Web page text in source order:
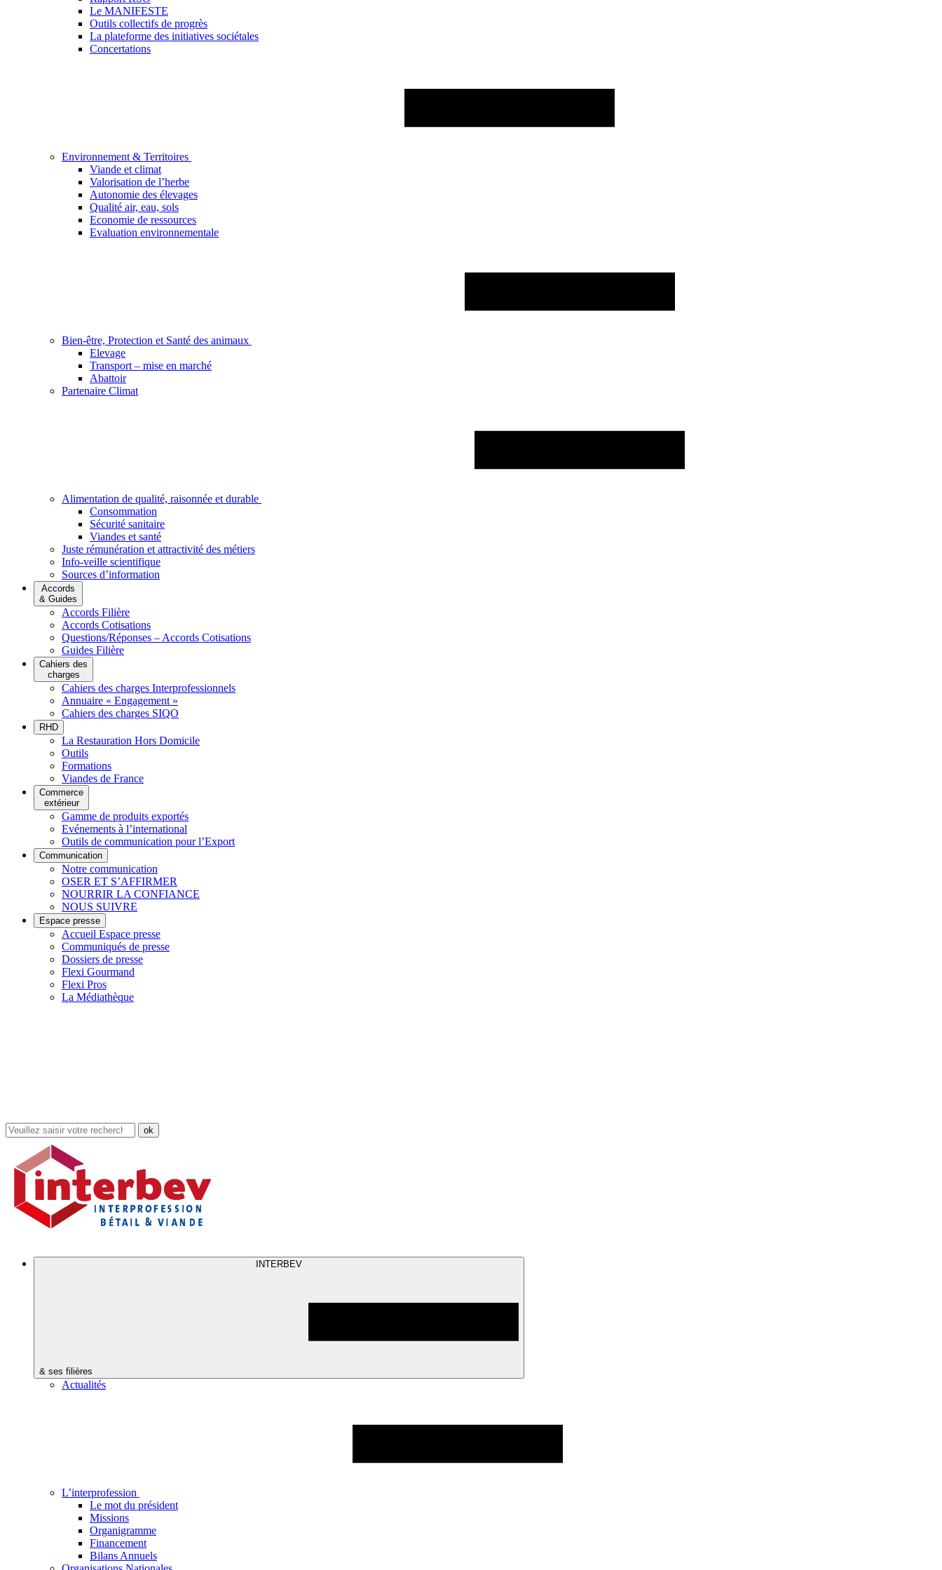
Le MANIFESTE
Outils collectifs de progrès
La plateforme des initiatives sociétales
Concertations
Environnement & Territoires
Viande et climat
Valorisation de l’herbe
Autonomie des élevages
Qualité air, eau, sols
Economie de ressources
Evaluation environnementale
Bien-être, Protection et Santé des animaux
Elevage
Transport – mise en marché
Abattoir
Partenaire Climat
Alimentation de qualité, raisonnée et durable
Consommation
Sécurité sanitaire
Viandes et santé
Juste rémunération et attractivité des métiers
Info-veille scientifique
Sources d’information
Accords
& Guides
Accords Filière
Accords Cotisations
Questions/Réponses – Accords Cotisations
Guides Filière
Cahiers des
charges
Cahiers des charges Interprofessionnels
Annuaire « Engagement »
Cahiers des charges SIQO
RHD
La Restauration Hors Domicile
Outils
Formations
Viandes de France
Commerce
extérieur
Gamme de produits exportés
Evénements à l’international
Outils de communication pour l’Export
Communication
Notre communication
OSER ET S’AFFIRMER
NOURRIR LA CONFIANCE
NOUS SUIVRE
Espace presse
Accueil Espace presse
Communiqués de presse
Dossiers de presse
Flexi Gourmand
Flexi Pros
La Médiathèque
Rechercher
dans
site
INTERBEV
& ses filières
Actualités
L’interprofession
Le mot du président
Missions
Organigramme
Financement
Bilans Annuels